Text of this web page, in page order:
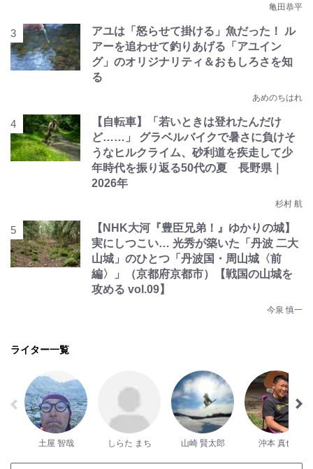
亀田恭平
アユは「怒らせて掛ける」魚だった！ ル
アーを追わせて釣りあげる「アユイン
グ」のオリジナリティ＆おもしろさを知
る
あめのちはれ
【自転車】「若いときは登れたんだけ
ど……」 グラベルバイクで暑さに負けそ
うなヒルクライム、砂利道を疾走して少
年時代を振り返る50代の夏 長野県｜
2026年
杉村 航
【NHK大河『豊臣兄弟！』ゆかりの城】
実にしつこい… 光秀が築いた「丹波 二大
山城」のひとつ「丹波国・周山城〈前
編〉」（京都府京都市）【戦国の山城を
攻める vol.09】
今泉 慎一
ライター一覧
土屋 智哉 しらた まち 山崎 賢太郎 沖本 真也